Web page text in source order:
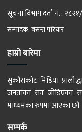
सूचना विभाग दर्ता नं. :
सम्पादक: बसन्त परियार
हाम्रो बारेमा
सुकौराकोट मिडिया
जनताका संग जोडिएका
माध्यमका रुपमा आएका छौं ।
सम्पर्क